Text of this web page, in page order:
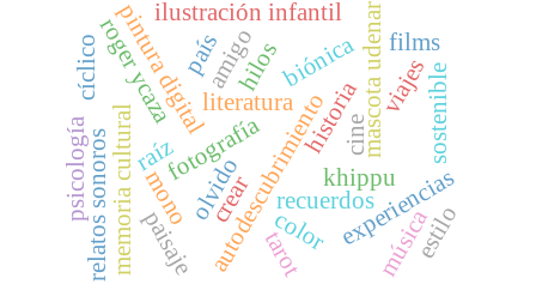
cine
autodescubrimiento
literatura
fotografía
olvido recuerdos
mono
amigo mascota udenar
historia
experiencias
viajes
hilos
pintura digital
raíz
khippu
biónica
memoria cultural
relatos sonoros
psicología
films
ilustración infantil
roger ycaza sostenible
música
color
paisaje
país
estilo
cíclico
tarot
crear